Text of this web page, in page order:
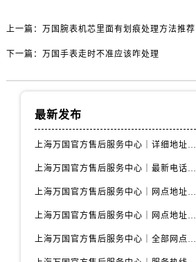
上一篇： 万国腕表机芯里面有划痕处理方法推荐
下一篇： 万国手表走时不准应该咋处理
最新发布
上海万国官方售后服务中心｜详细地址与售后电话权威信息公示（2026年6月最新）
上海万国官方售后服务中心｜最新电话及地址权威信息公示（2026年6月最新）
上海万国官方售后服务中心｜网点地址及热线权威信息公示（2026年6月最新）
上海万国官方售后服务中心｜网点地址与服务热线权威信息公示（2026年6月最新）
上海万国官方售后服务中心｜全部网点地址电话权威信息公示（2026年6月最新）